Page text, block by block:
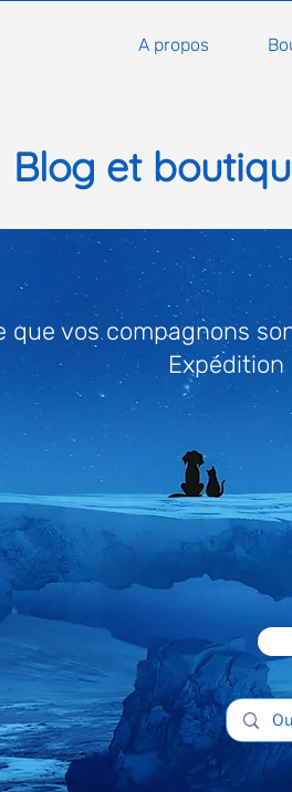
A propos
Blog et
que vos compagnons